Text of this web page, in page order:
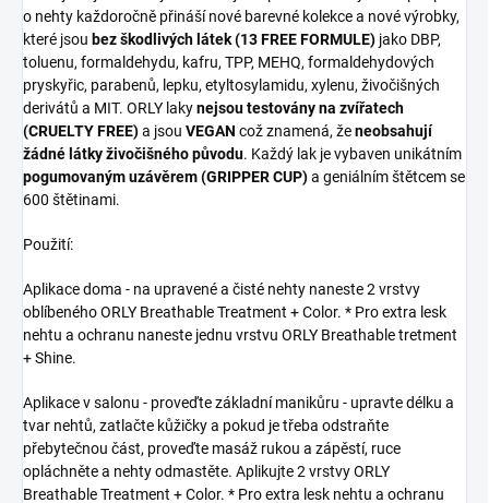
o nehty každoročně přináší nové barevné kolekce a nové výrobky,
které jsou bez škodlivých látek (13 FREE FORMULE) jako DBP,
toluenu, formaldehydu, kafru, TPP, MEHQ, formaldehydových
pryskyřic, parabenů, lepku, etyltosylamidu, xylenu, živočišných
derivátů a MIT. ORLY lakynejsou testovány na zvířatech
(CRUELTY FREE)a jsou VEGAN což znamená, ženeobsahují
žádné látky živočišného původu. Každý lak je vybaven unikátním
pogumovaným uzávěrem (GRIPPER CUP)a geniálním štětcem se
600 štětinami.
Použití:
Aplikace doma - na upravené a čisté nehty naneste 2 vrstvy
oblíbeného ORLY Breathable Treatment + Color. * Pro extra lesk
nehtu a ochranu naneste jednu vrstvu ORLY Breathable tretment
+ Shine.
Aplikace v salonu - proveďte základní manikůru - upravte délku a
tvar nehtů, zatlačte kůžičky a pokud je třeba odstraňte
přebytečnou část, proveďte masáž rukou a zápěstí, ruce
opláchněte a nehty odmastěte. Aplikujte 2 vrstvy ORLY
Breathable Treatment + Color. * Pro extra lesk nehtu a ochranu